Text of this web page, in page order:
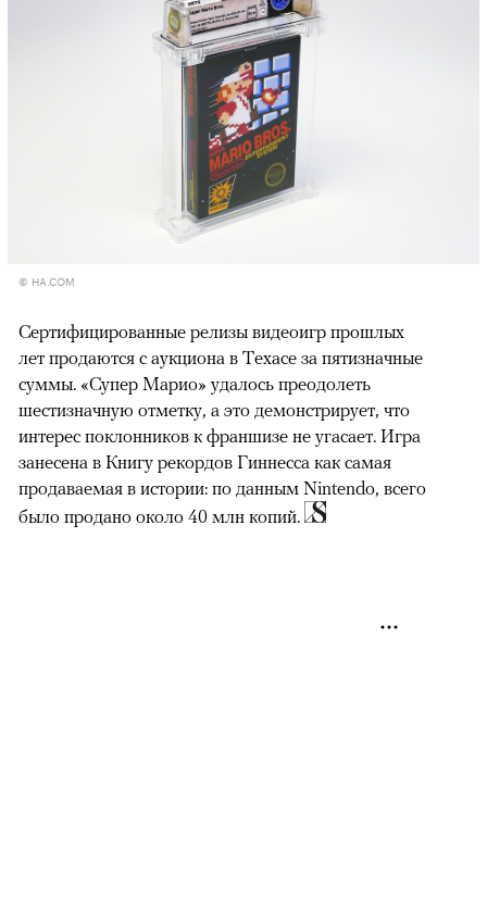
© HA.COM
Сертифицированные релизы видеоигр прошлых
лет продаются c аукциона в Техасе за пятизначные
суммы. «Супер Марио» удалось преодолеть
шестизначную отметку, а это демонстрирует, что
интерес поклонников к франшизе не угасает. Игра
занесена в Книгу рекордов Гиннесса как самая
продаваемая в истории: по данным Nintendo, всего
было продано около 40 млн копий.